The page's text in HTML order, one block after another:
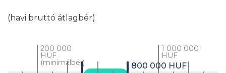
(havi bruttó átlagbér)
200 000
HUF
(minimálbér) 800 000 HUF
1 000 000
HUF